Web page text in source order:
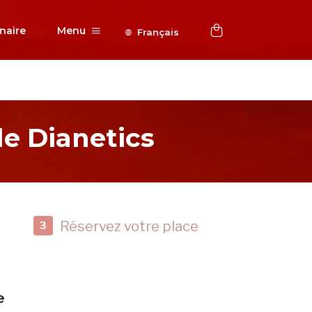
Menu Français
Dianetics
3 Réservez votre place